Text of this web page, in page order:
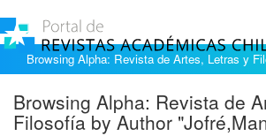
Browsing Alpha: Revista de Artes, Letras y
Browsing Alpha: Revista de
Filosofía by Author